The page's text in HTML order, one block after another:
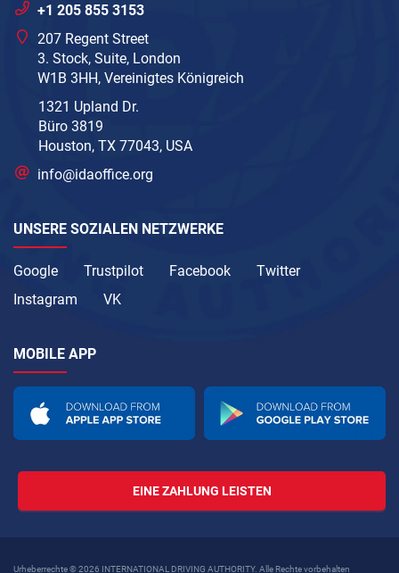
+1 205 855 3153
207 Regent Street
3. Stock, Suite, London
W1B 3HH, Vereinigtes Königreich
1321 Upland Dr.
Büro 3819
Houston, TX 77043, USA
info@idaoffice.org
UNSERE SOZIALEN NETZWERKE
Google Trustpilot Facebook
Twitter
Instagram
VK
MOBILE APP
EINE ZAHLUNG LEISTEN
Urheberrechte © 2026 INTERNATIONAL DRIVING AUTHORITY. Alle Rechte vorbehalten